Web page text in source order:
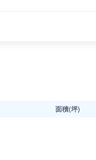
面積(坪)